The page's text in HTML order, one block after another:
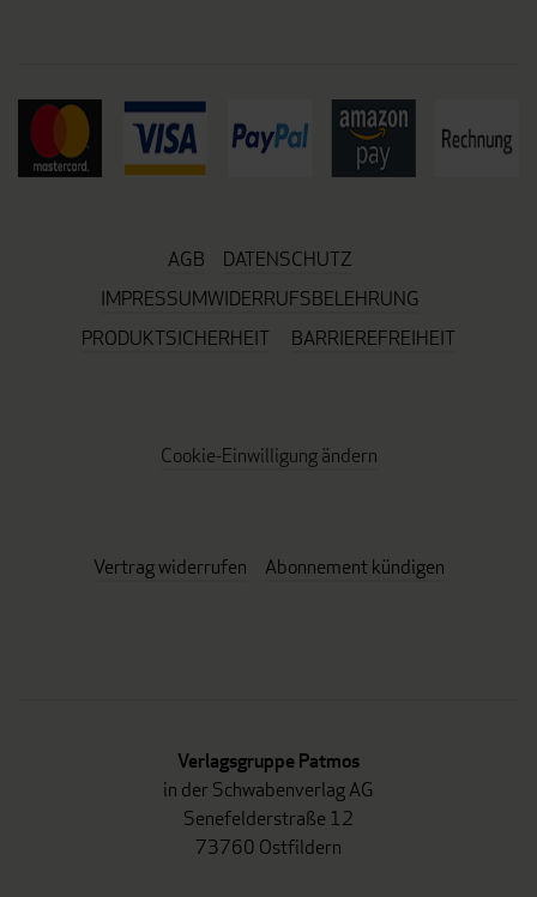
AGB
DATENSCHUTZ
IMPRESSUMWIDERRUFSBELEHRUNG
PRODUKTSICHERHEIT
BARRIEREFREIHEIT
Cookie-Einwilligung ändern
Vertrag widerrufen Abonnement kündigen
Verlagsgruppe Patmos
in der Schwabenverlag AG
Senefelderstraße 12
73760 Ostfildern